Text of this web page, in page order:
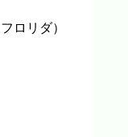
ロリダ）